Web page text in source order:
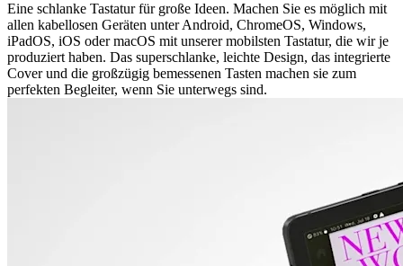
Eine schlanke Tastatur für große Ideen. Machen Sie es möglich mit
allen kabellosen Geräten unter Android, ChromeOS, Windows,
iPadOS, iOS oder macOS mit unserer mobilsten Tastatur, die wir je
produziert haben. Das superschlanke, leichte Design, das integrierte
Cover und die großzügig bemessenen Tasten machen sie zum
perfekten Begleiter, wenn Sie unterwegs sind.